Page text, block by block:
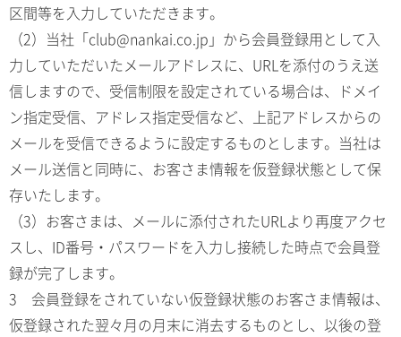
区間等を入力していただきます。
（2）当社「club@nankai.co.jp」から会員登録用として入
力していただいたメールアドレスに、URLを添付のうえ送
信しますので、受信制限を設定されている場合は、ドメイ
ン指定受信、アドレス指定受信など、上記アドレスからの
メールを受信できるように設定するものとします。当社は
メール送信と同時に、お客さま情報を仮登録状態として保
存いたします。
（3）お客さまは、メールに添付されたURLより再度アクセ
スし、ID番号・パスワードを入力し接続した時点で会員登
録が完了します。
3 会員登録をされていない仮登録状態のお客さま情報は、
仮登録された翌々月の月末に消去するものとし、以後の登